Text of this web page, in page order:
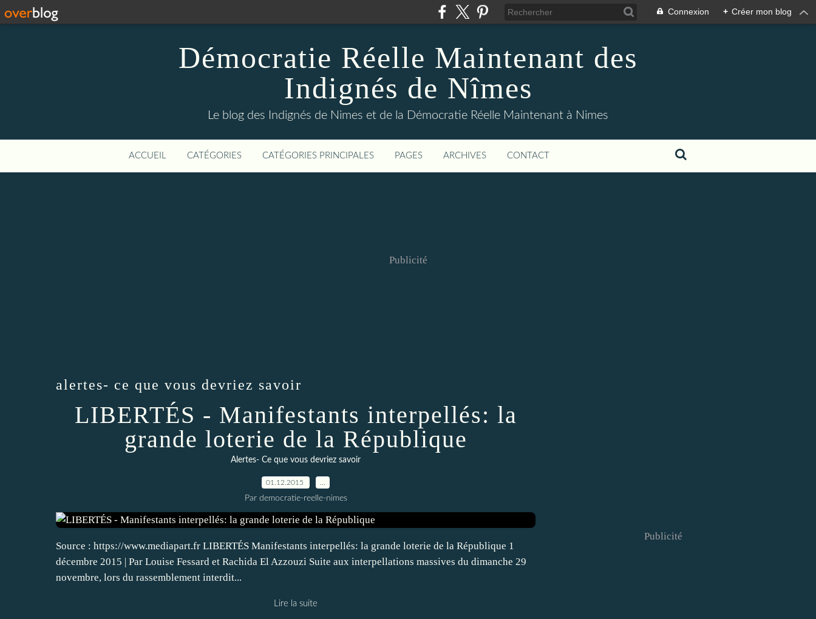
Connexion + Créer mon blog
Démocratie Réelle Maintenant des
Indignés de Nîmes
Le blog des Indignés de Nimes et de la Démocratie Réelle Maintenant à Nimes
ACCUEIL CATÉGORIES CATÉGORIES PRINCIPALES PAGES ARCHIVES CONTACT
Publicité
alertes- ce que vous devriez savoir
LIBERTÉS - Manifestants interpellés: la
grande loterie de la République
Alertes- Ce que vous devriez savoir
01.12.2015
Par democratie-reelle-nimes
Source : https://www.mediapart.fr LIBERTÉS Manifestants interpellés: la grande loterie de la République 1
décembre 2015 | Par Louise Fessard et Rachida El Azzouzi Suite aux interpellations massives du dimanche 29
novembre, lors du rassemblement interdit...
Lire la suite
Publicité